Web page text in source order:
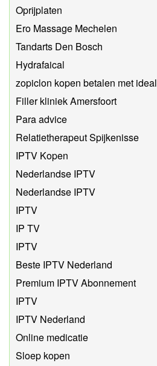
Oprijplaten
Ero Massage Mechelen
Tandarts Den Bosch
Hydrafaical
zopiclon kopen betalen met ideal
Filler kliniek Amersfoort
Para advice
Relatietherapeut Spijkenisse
IPTV Kopen
Nederlandse IPTV
Nederlandse IPTV
IPTV
IP TV
IPTV
Beste IPTV Nederland
Premium IPTV Abonnement
IPTV
IPTV Nederland
Online medicatie
Sloep kopen